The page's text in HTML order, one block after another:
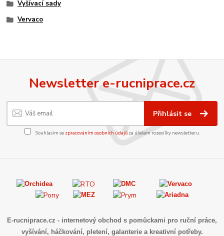
Vyšívací sady
Vervaco
Newsletter e-rucniprace.cz
Přihlásit se
Souhlasím se zpracováním osobních údajůza účelem rozesílky newsletteru.
E-rucniprace.cz - internetový obchod s pomůckami pro ruční práce,
vyšívání, háčkování, pletení, galanterie a kreativní potřeby.